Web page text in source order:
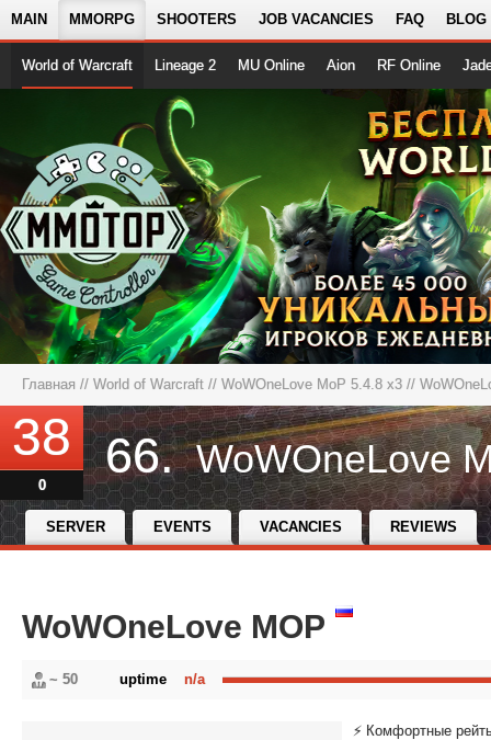
MAIN MMORPG SHOOTERS JOB VACANCIES FAQ BLOG
World of Warcraft Lineage 2 MU Online Aion RF Online
Главная // World of Warcraft // WoWOneLove MoP 5.4.8 x3 //
38
0
66.
SERVER EVENTS VACANCIES REVIEWS
WoWOneLove MOP
~ 50 n/a
uptime
⚡ Комфортные